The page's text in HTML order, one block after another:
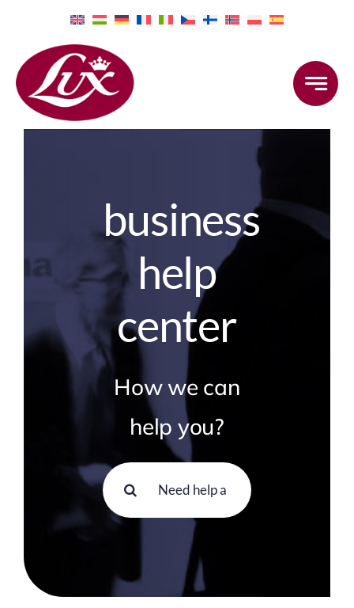
content
business
help
center
How we can
help you?
Search
for: